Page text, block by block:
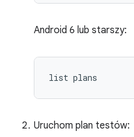
Android 6 lub starszy:
Uruchom plan testów: